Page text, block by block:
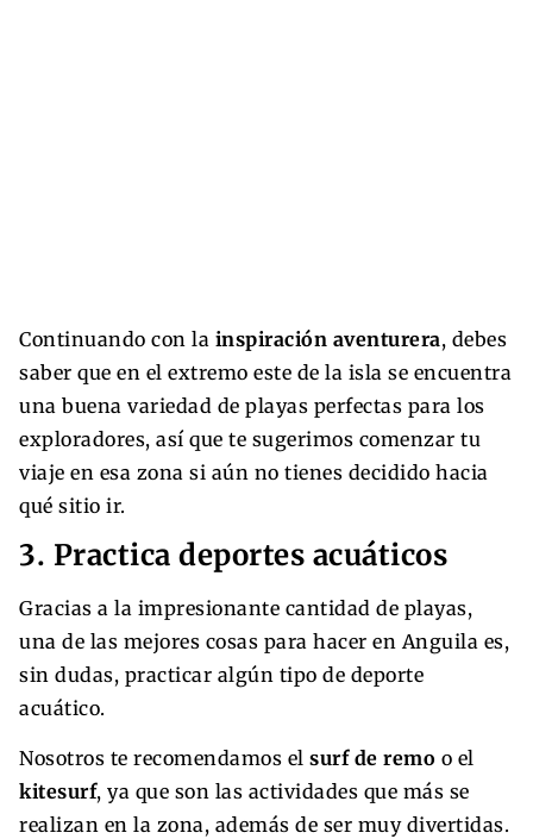
Continuando con la inspiración aventurera, debes
saber que en el extremo este de la isla se encuentra
una buena variedad de playas perfectas para los
exploradores, así que te sugerimos comenzar tu
viaje en esa zona si aún no tienes decidido hacia
qué sitio ir.
3. Practica deportes acuáticos
Gracias a la impresionante cantidad de playas,
una de las mejores cosas para hacer en Anguila es,
sin dudas, practicar algún tipo de deporte
acuático.
Nosotros te recomendamos el surf de remo o el
kitesurf, ya que son las actividades que más se
realizan en la zona, además de ser muy divertidas.